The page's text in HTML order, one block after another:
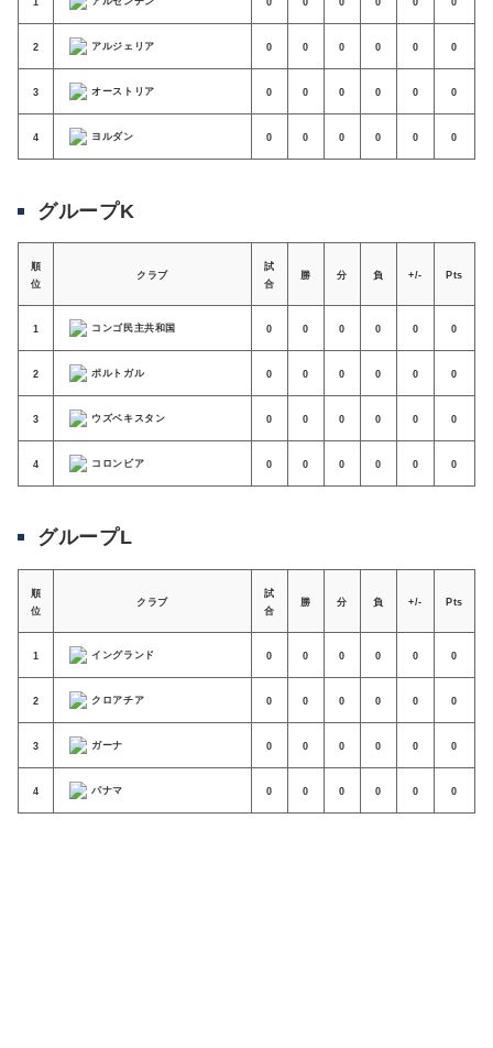
1 0 0 0 0 0 0
2 アルジェリア 0 0 0 0 0 0
3 オーストリア 0 0 0 0 0 0
4 ヨルダン 0 0 0 0 0 0
グループK
順
位
クラブ
試
合
勝 分 負 +/- Pts
1 コンゴ民主共和国 0 0 0 0 0 0
2 ポルトガル 0 0 0 0 0 0
3 ウズベキスタン 0 0 0 0 0 0
4 コロンビア 0 0 0 0 0 0
グループL
順
位
クラブ
試
合
勝 分 負 +/- Pts
1 イングランド 0 0 0 0 0 0
2 クロアチア 0 0 0 0 0 0
3 ガーナ 0 0 0 0 0 0
4 パナマ 0 0 0 0 0 0